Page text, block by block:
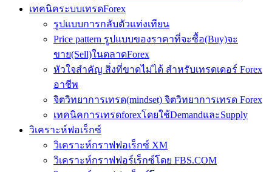
เทคนิคระบบเทรดForex
รูปแบบการกลับตัวแท่งเทียน
Price pattern รูปแบบของราคาที่จะซื้อ(Buy)จะ
ขาย(Sell)ในตลาดForex
หัวใจสำคัญ สิ่งที่ขาดไม่ได้ สำหรับเทรดเดอร์ Forex
อาชีพ
จิตวิทยาการเทรด(mindset) จิตวิทยาการเทรด Forex
เทคนิคการเทรดforexโดยใช้DemandและSupply
วิเคราะห์ฟอเร็กซ์
วิเคราะห์กราฟฟอเร็กซ์ XM
วิเคราะห์กราฟฟอร์เร็กซ์โดย FBS.COM